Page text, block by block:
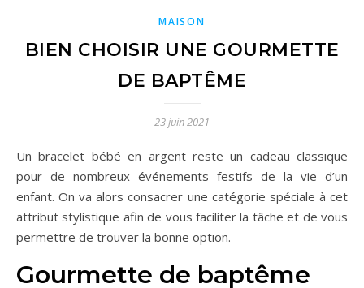
MAISON
BIEN CHOISIR UNE GOURMETTE
DE BAPTÊME
23 juin 2021
Un bracelet bébé en argent reste un cadeau classique
pour de nombreux événements festifs de la vie d’un
enfant. On va alors consacrer une catégorie spéciale à cet
attribut stylistique afin de vous faciliter la tâche et de vous
permettre de trouver la bonne option.
Gourmette de baptême